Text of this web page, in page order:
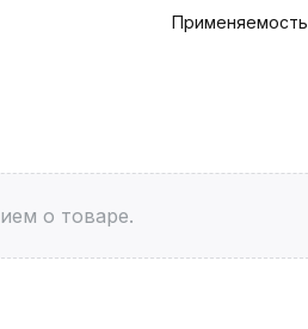
Применяемость
о товаре.